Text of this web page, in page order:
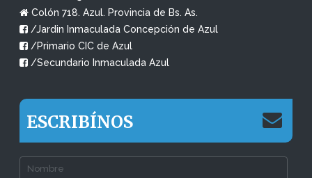
Colón 718. Azul. Provincia de Bs. As.
/Jardin Inmaculada Concepción de Azul
/Primario CIC de Azul
/Secundario Inmaculada Azul
ESCRIBÍNOS